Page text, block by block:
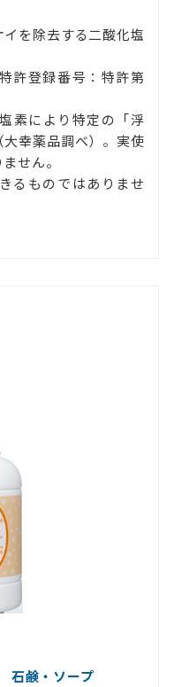
を除去する二酸化塩
許登録番号：特許第
素により特定の「浮
幸薬品調べ）。実使
せん。
るものではありませ
石鹸・ソープ